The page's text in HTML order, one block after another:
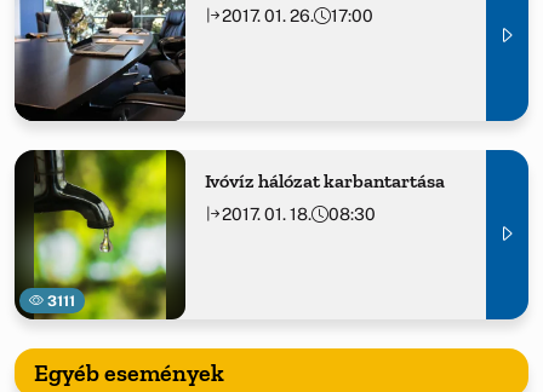
2017. 01. 26. 17:00
3111
Ivóvíz hálózat karbantartása
2017. 01. 18. 08:30
Egyéb események